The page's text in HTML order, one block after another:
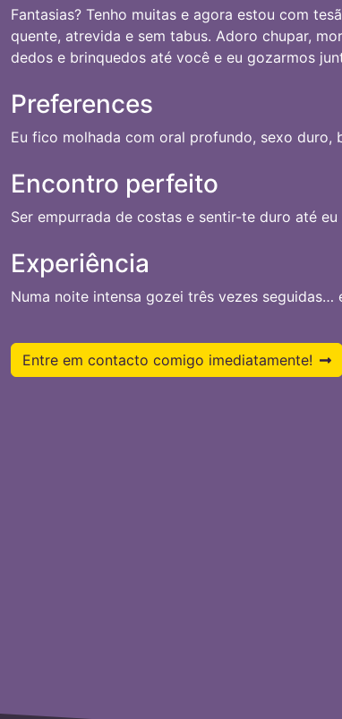
Fantasias? Tenho muitas e agora estou com
quente, atrevida e sem tabus. Adoro chupar,
dedos e brinquedos até você e eu gozarmos
Preferences
Eu fico molhada com oral profundo, sexo duro,
Encontro perfeito
Ser empurrada de costas e sentir-te duro até eu
Experiência
Numa noite intensa gozei três vezes seguidas…
Entre em contacto comigo imediatamente!